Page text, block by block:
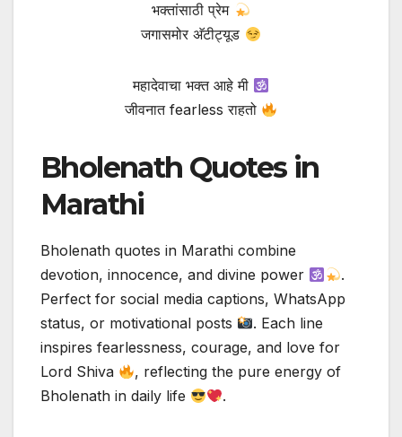
भक्तांसाठी प्रेम
जगासमोर अ‍ॅटीट्यूड
महादेवाचा भक्त आहे मी
जीवनात fearless राहतो
Bholenath Quotes in
Marathi
Bholenath quotes in Marathi combine
devotion, innocence, and divine power
.
Perfect for social media captions, WhatsApp
status, or motivational posts
. Each line
inspires fearlessness, courage, and love for
Lord Shiva
, reflecting the pure energy of
Bholenath in daily life
.